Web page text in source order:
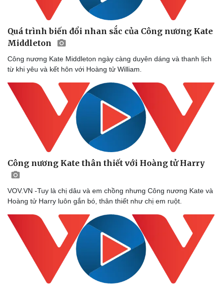
Quá trình biến đổi nhan sắc của Công nương Kate
Middleton
Công nương Kate Middleton ngày càng duyên dáng và thanh lịch
từ khi yêu và kết hôn với Hoàng tử William.
Công nương Kate thân thiết với Hoàng tử Harry
VOV.VN -Tuy là chị dâu và em chồng nhưng Công nương Kate và
Hoàng tử Harry luôn gắn bó, thân thiết như chị em ruột.